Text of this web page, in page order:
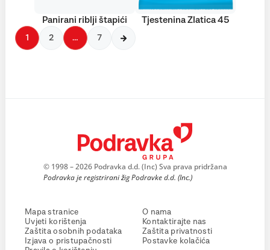
Panirani riblji štapići Tjestenina Zlatica 45
1 2 … 7
© 1998 – 2026 Podravka d.d. (Inc) Sva prava pridržana
Podravka je registrirani žig Podravke d.d. (Inc.)
Mapa stranice
Uvjeti korištenja
Zaštita osobnih podataka
Izjava o pristupačnosti
O nama
Kontaktirajte nas
Zaštita privatnosti
Postavke kolačića